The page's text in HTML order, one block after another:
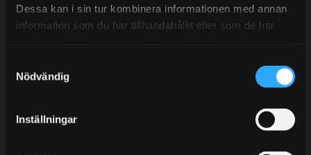
Dessa kan i sin tur kombinera informationen med annan
information som du har tillhandahållit eller som de har
Nödvändig
Inställningar
BLOG
KONTAKTA OSS
MY PAGES